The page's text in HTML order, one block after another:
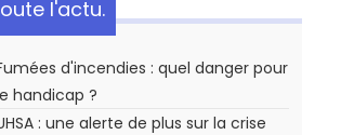
l'actu.
d'incendies : quel danger pour
handicap ?
: une alerte de plus sur la crise